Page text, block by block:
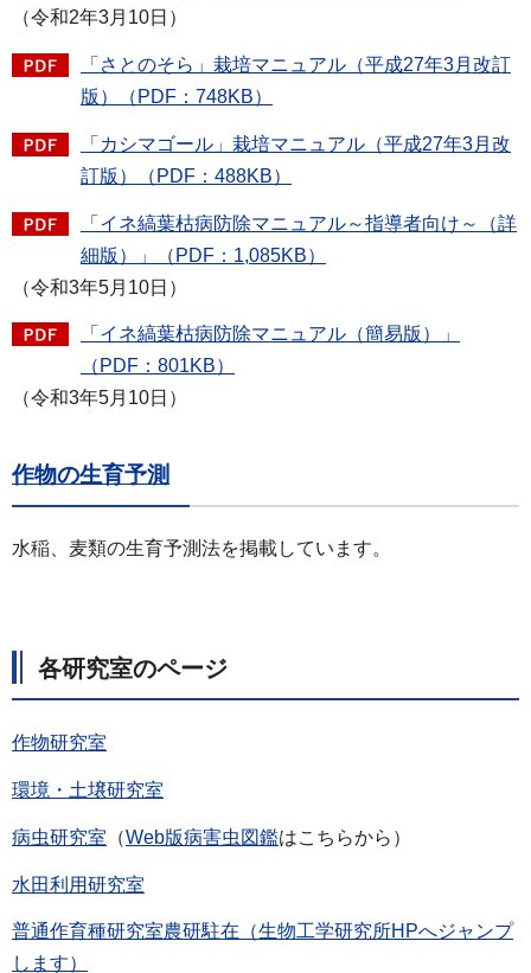
（令和2年3月10日）
「さとのそら」栽培マニュアル（平成27年3月改訂
版）（PDF：748KB）
「カシマゴール」栽培マニュアル（平成27年3月改
訂版）（PDF：488KB）
「イネ縞葉枯病防除マニュアル～指導者向け～（詳
細版）」（PDF：1,085KB）
（令和3年5月10日）
「イネ縞葉枯病防除マニュアル（簡易版）」
（PDF：801KB）
（令和3年5月10日）
作物の生育予測
水稲、麦類の生育予測法を掲載しています。
各研究室のページ
作物研究室
環境・土壌研究室
病虫研究室 （Web版病害虫図鑑はこちらから）
水田利用研究室
普通作育種研究室農研駐在（生物工学研究所HPへジャンプ
します）